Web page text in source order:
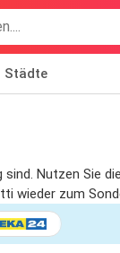
Städte
Nutzen Sie
wieder zum